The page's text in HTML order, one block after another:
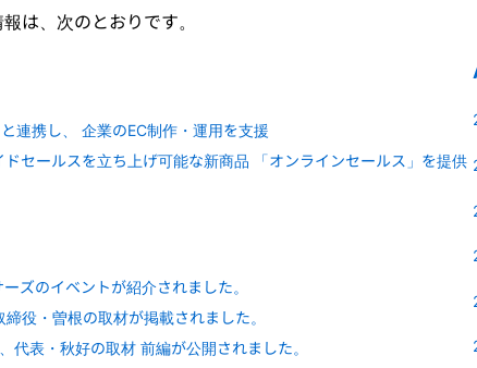
は、次のとおりです。
連携し、 企業のEC制作・運用を支援
セールスを立ち上げ可能な新商品 「オンラインセールス」を提供
ズのイベントが紹介されました。
締役・曽根の取材が掲載されました。
代表・秋好の取材 前編が公開されました。